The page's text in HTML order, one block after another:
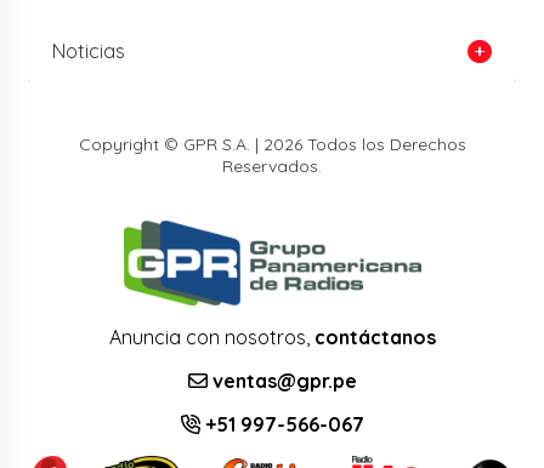
Noticias
Copyright © GPR S.A. | 2026 Todos los Derechos
Reservados.
Anuncia con nosotros, contáctanos
ventas@gpr.pe
+51 997-566-067